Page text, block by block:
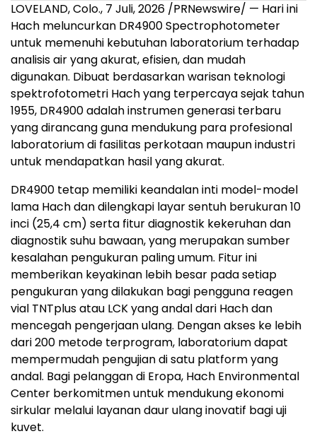
LOVELAND, Colo., 7 Juli, 2026 /PRNewswire/ — Hari ini
Hach meluncurkan DR4900 Spectrophotometer
untuk memenuhi kebutuhan laboratorium terhadap
analisis air yang akurat, efisien, dan mudah
digunakan. Dibuat berdasarkan warisan teknologi
spektrofotometri Hach yang terpercaya sejak tahun
1955, DR4900 adalah instrumen generasi terbaru
yang dirancang guna mendukung para profesional
laboratorium di fasilitas perkotaan maupun industri
untuk mendapatkan hasil yang akurat.
DR4900 tetap memiliki keandalan inti model-model
lama Hach dan dilengkapi layar sentuh berukuran 10
inci (25,4 cm) serta fitur diagnostik kekeruhan dan
diagnostik suhu bawaan, yang merupakan sumber
kesalahan pengukuran paling umum. Fitur ini
memberikan keyakinan lebih besar pada setiap
pengukuran yang dilakukan bagi pengguna reagen
vial TNTplus atau LCK yang andal dari Hach dan
mencegah pengerjaan ulang. Dengan akses ke lebih
dari 200 metode terprogram, laboratorium dapat
mempermudah pengujian di satu platform yang
andal. Bagi pelanggan di Eropa, Hach Environmental
Center berkomitmen untuk mendukung ekonomi
sirkular melalui layanan daur ulang inovatif bagi uji
kuvet.